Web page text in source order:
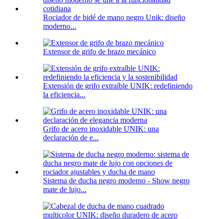
Rociador de bidé de mano negro Unik: diseño
moderno...
Extensor de grifo de brazo mecánico
Extensión de grifo extraíble UNIK: redefiniendo
la eficiencia...
Grifo de acero inoxidable UNIK: una
declaración de e...
Sistema de ducha negro moderno - Show negro
mate de lujo...